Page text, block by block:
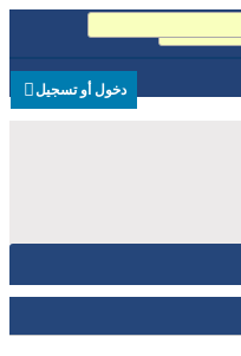
دخول أو تسجيل